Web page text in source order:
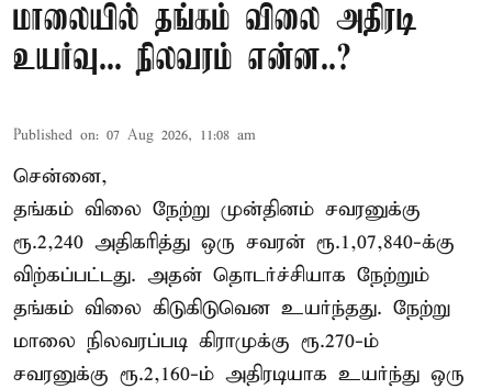
மாலையில் தங்கம் விலை அதிரடி
உயர்வு... நிலவரம் என்ன..?
Published on: 07 Aug 2026, 11:08 am
சென்னை,
தங்கம் விலை நேற்று முன்தினம் சவரனுக்கு
ரூ.2,240 அதிகரித்து ஒரு சவரன் ரூ.1,07,840-க்கு
விற்கப்பட்டது. அதன் தொடர்ச்சியாக நேற்றும்
தங்கம் விலை கிடுகிடுவென உயர்ந்தது. நேற்று
மாலை நிலவரப்படி கிராமுக்கு ரூ.270-ம்
சவரனுக்கு ரூ.2,160-ம் அதிரடியாக உயர்ந்து ஒரு